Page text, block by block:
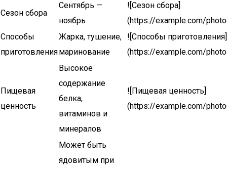
Сезон сбора
Сентябрь —
ноябрь
![Сезон сбора]
(https://example.com/
Способы
приготовления
Жарка, тушение,
маринование
![Способы приготовления]
(https://example.com/
Пищевая
ценность
Высокое
содержание
белка,
витаминов и
минералов
![Пищевая ценность]
(https://example.com/
Может быть
ядовитым при